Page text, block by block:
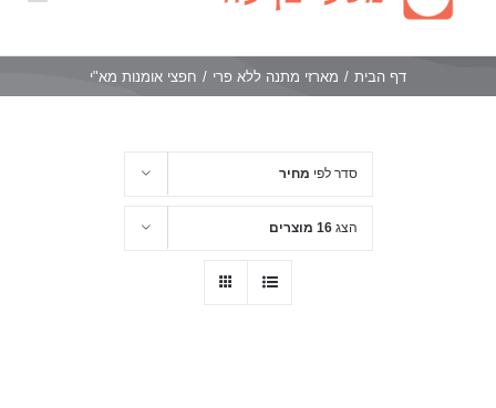
דף הבית / מארזי מתנה ללא פרי / חפצי אומנות מא"י
סדר לפי מחיר
הצג16 מוצרים